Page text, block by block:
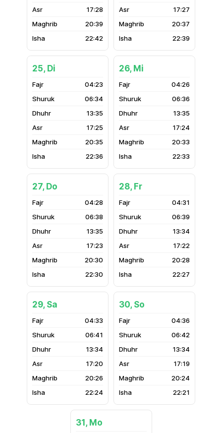
17:28
20:39
22:42
17:27
20:37
22:39
25, Di
04:23
06:34
13:35
17:25
20:35
22:36
26, Mi
04:26
06:36
13:35
17:24
20:33
22:33
27, Do
04:28
06:38
13:35
17:23
20:30
22:30
28, Fr
04:31
06:39
13:34
17:22
20:28
22:27
29, Sa
04:33
06:41
13:34
17:20
20:26
22:24
30, So
04:36
06:42
13:34
17:19
20:24
22:21
31, Mo